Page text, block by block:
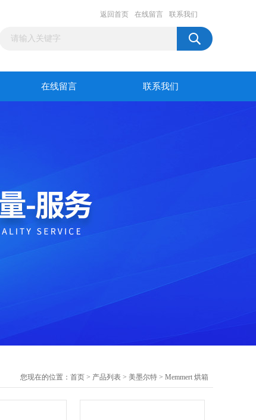
返回首页 在线留言 联系我们
在线留言 联系我们
您现在的位置： 首页 > 产品列表 > 美墨尔特 > Memmert 烘箱